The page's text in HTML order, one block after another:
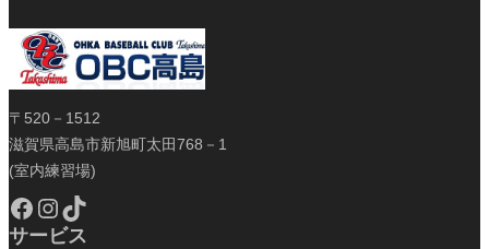
〒520－1512
滋賀県高島市新旭町太田768－1
(室内練習場)
Facebook Instagram TikTok
サービス